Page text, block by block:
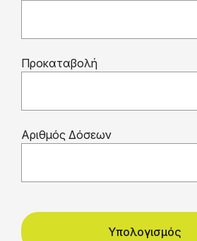
Προκαταβολή
Αριθμός Δόσεων
Υπολογισμός